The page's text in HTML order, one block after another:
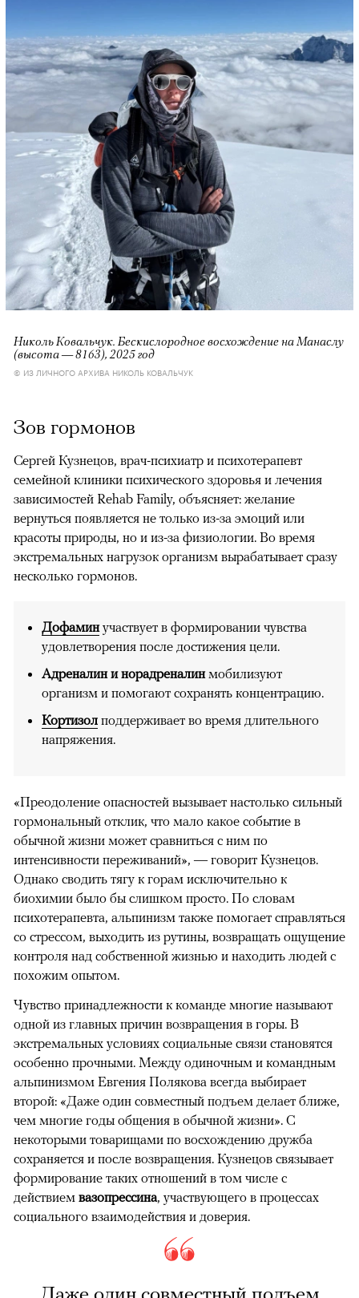
Николь Ковальчук. Бескислородное восхождение на Манаслу
(высота — 8163), 2025 год
© ИЗ ЛИЧНОГО АРХИВА НИКОЛЬ КОВАЛЬЧУК
Зов гормонов
Сергей Кузнецов, врач-психиатр и психотерапевт
семейной клиники психического здоровья и лечения
зависимостей Rehab Family, объясняет: желание
вернуться появляется не только из-за эмоций или
красоты природы, но и из-за физиологии. Во время
экстремальных нагрузок организм вырабатывает сразу
несколько гормонов.
Дофаминучаствует в формировании чувства
удовлетворения после достижения цели.
Адреналин и норадреналинмобилизуют
организм и помогают сохранять концентрацию.
Кортизол поддерживает во время длительного
напряжения.
«Преодоление опасностей вызывает настолько сильный
гормональный отклик, что мало какое событие в
обычной жизни может сравниться с ним по
интенсивности переживаний», — говорит Кузнецов.
Однако сводить тягу к горам исключительно к
биохимии было бы слишком просто. По словам
психотерапевта, альпинизм также помогает справляться
со стрессом, выходить из рутины, возвращать ощущение
контроля над собственной жизнью и находить людей с
похожим опытом.
Чувство принадлежности к команде многие называют
одной из главных причин возвращения в горы. В
экстремальных условиях социальные связи становятся
особенно прочными. Между одиночным и командным
альпинизмом Евгения Полякова всегда выбирает
второй: «Даже один совместный подъем делает ближе,
чем многие годы общения в обычной жизни». С
некоторыми товарищами по восхождению дружба
сохраняется и после возвращения. Кузнецов связывает
формирование таких отношений в том числе с
действием вазопрессина, участвующего в процессах
социального взаимодействия и доверия.